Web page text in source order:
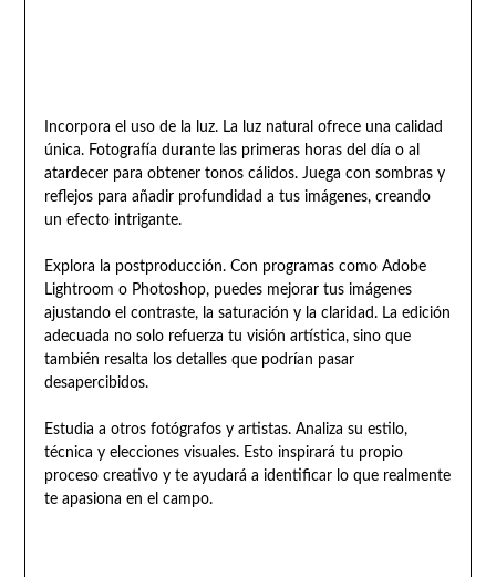
Incorpora el uso de la luz. La luz natural ofrece una calidad
única. Fotografía durante las primeras horas del día o al
atardecer para obtener tonos cálidos. Juega con sombras y
reflejos para añadir profundidad a tus imágenes, creando
un efecto intrigante.
Explora la postproducción. Con programas como Adobe
Lightroom o Photoshop, puedes mejorar tus imágenes
ajustando el contraste, la saturación y la claridad. La edición
adecuada no solo refuerza tu visión artística, sino que
también resalta los detalles que podrían pasar
desapercibidos.
Estudia a otros fotógrafos y artistas. Analiza su estilo,
técnica y elecciones visuales. Esto inspirará tu propio
proceso creativo y te ayudará a identificar lo que realmente
te apasiona en el campo.